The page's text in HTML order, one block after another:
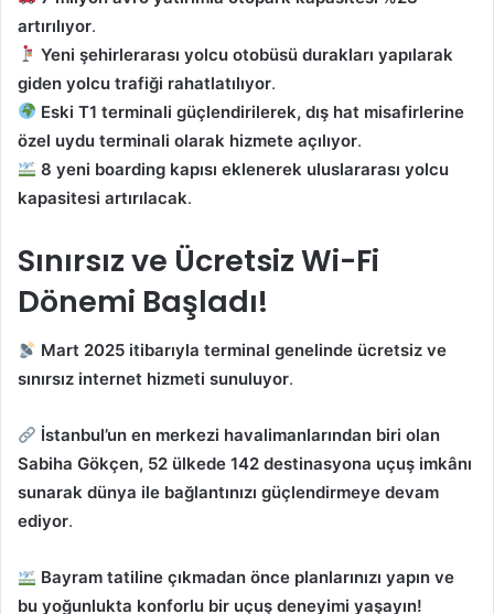
artırılıyor.
Yeni şehirlerarası yolcu otobüsü durakları yapılarak
giden yolcu trafiği rahatlatılıyor.
Eski T1 terminali güçlendirilerek, dış hat misafirlerine
özel uydu terminali olarak hizmete açılıyor.
8 yeni boarding kapısı eklenerek uluslararası yolcu
kapasitesi artırılacak.
Sınırsız ve Ücretsiz Wi-Fi
Dönemi Başladı!
Mart 2025 itibarıyla terminal genelinde ücretsiz ve
sınırsız internet hizmeti sunuluyor.
İstanbul’un en merkezi havalimanlarından biri olan
Sabiha Gökçen, 52 ülkede 142 destinasyona uçuş imkânı
sunarak dünya ile bağlantınızı güçlendirmeye devam
ediyor.
Bayram tatiline çıkmadan önce planlarınızı yapın ve
bu yoğunlukta konforlu bir uçuş deneyimi yaşayın!